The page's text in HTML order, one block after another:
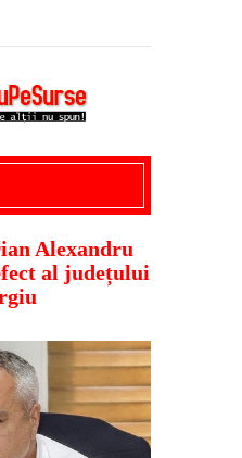
– actualitate giurgiu,
stiri politice, social
giurgiu, dezvaluiri,
stiri locale
Alexandru
al județului